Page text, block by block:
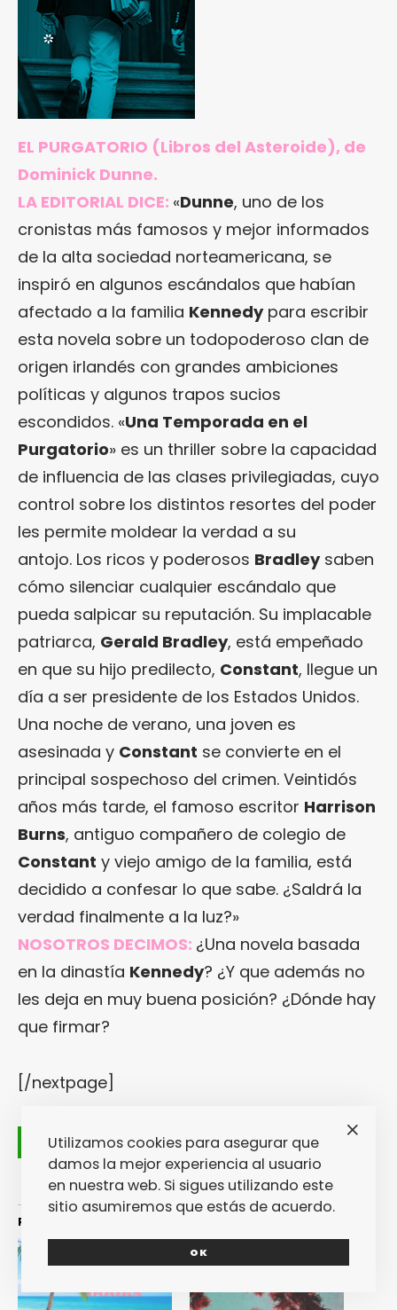
EL PURGATORIO (Libros del Asteroide), de
Dominick Dunne.
LA EDITORIAL DICE: «Dunne, uno de los
cronistas más famosos y mejor informados
de la alta sociedad norteamericana, se
inspiró en algunos escándalos que habían
afectado a la familia Kennedypara escribir
esta novela sobre un todopoderoso clan de
origen irlandés con grandes ambiciones
políticas y algunos trapos sucios
escondidos. «Una Temporada en el
Purgatorio» es un thriller sobre la capacidad
de influencia de las clases privilegiadas, cuyo
control sobre los distintos resortes del poder
les permite moldear la verdad a su
antojo. Los ricos y poderosos Bradleysaben
cómo silenciar cualquier escándalo que
pueda salpicar su reputación. Su implacable
patriarca, Gerald Bradley, está empeñado
en que su hijo predilecto, Constant, llegue un
día a ser presidente de los Estados Unidos.
Una noche de verano, una joven es
asesinada y Constant se convierte en el
principal sospechoso del crimen. Veintidós
años más tarde, el famoso escritor Harrison
Burns, antiguo compañero de colegio de
Constant y viejo amigo de la familia, está
decidido a confesar lo que sabe. ¿Saldrá la
verdad finalmente a la luz?»
NOSOTROS DECIMOS: ¿Una novela basada
en la dinastía Kennedy? ¿Y que además no
les deja en muy buena posición? ¿Dónde hay
que firmar?
[/nextpage]
Relacionado
Utilizamos cookies para asegurar que
damos la mejor experiencia al usuario
en nuestra web. Si sigues utilizando este
sitio asumiremos que estás de acuerdo.
OK